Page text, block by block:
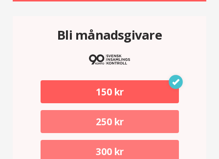
Bli månadsgivare
150 kr
250 kr
300 kr